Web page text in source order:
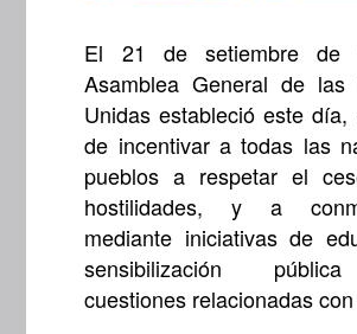
El 21 de setiembre de
Asamblea General de las
Unidas estableció este
de incentivar a todas las
pueblos a respetar el
hostilidades, y a
mediante iniciativas de
sensibilización
cuestiones relacionadas